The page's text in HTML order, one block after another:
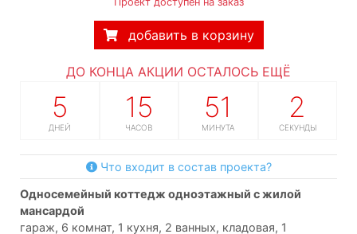
добавить в корзину
ДО КОНЦА АКЦИИ ОСТАЛОСЬ ЕЩЁ
5
ДНЕЙ
15
ЧАСОВ
51
МИНУТА
1
СЕКУНДА
Что входит в состав проекта?
односемейный коттедж одноэтажный с жилой
мансардой
гараж, 6 комнат, 1 кухня, 2 ванных, кладовая, 1